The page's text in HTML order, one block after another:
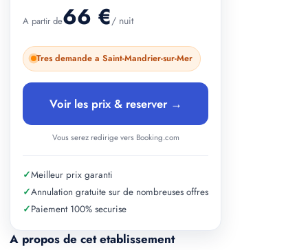
A propos de cet etablissement
A partir de66 €/ nuit
Tres demande a Saint-Mandrier-sur-Mer
Voir les prix & reserver →
Vous serez redirige vers Booking.com
✓Meilleur prix garanti
✓Annulation gratuite sur de nombreuses offres
✓Paiement 100% securise